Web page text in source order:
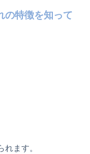
の特徴を知って
ます。